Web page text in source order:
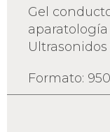
Gel
aparatología
Formato: